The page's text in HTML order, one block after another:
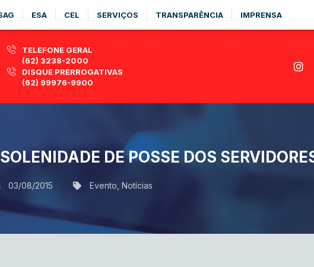
ESA CEL SERVIÇOS TRANSPARÊNCIA IMPRENSA
TELEFONE GERAL
(62) 3238-2000
DISQUE PRERROGATIVAS
(62) 99976-9900
DE POSSE DOS
03/08/2015 Evento Notícias